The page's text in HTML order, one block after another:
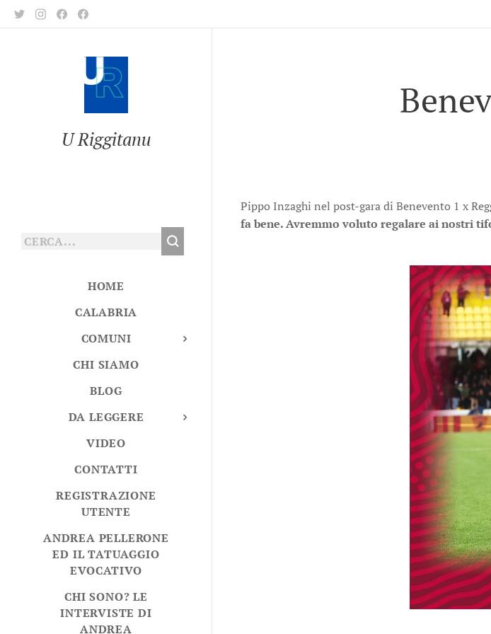
U Riggitanu
HOME
CALABRIA
COMUNI
CHI SIAMO
BLOG
DA LEGGERE
VIDEO
CONTATTI
REGISTRAZIONE
UTENTE
ANDREA PELLERONE
ED IL TATUAGGIO
EVOCATIVO
CHI SONO? LE
INTERVISTE DI
ANDREA
Pippo Inzaghi nel post-gara di Benevento 1 x
fa bene. Avremmo voluto regalare ai nostri